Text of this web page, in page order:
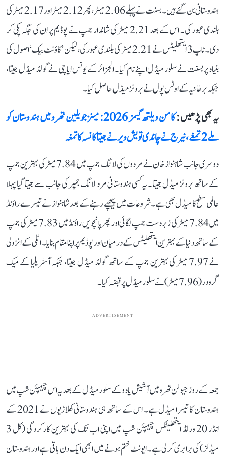
ہندوستانی بن گئے ہیں۔ بسنت نے پہلے 2.06 میٹر، پھر 2.12 میٹر اور 2.17 میٹر کی
بلندی عبور کی۔ اس کے بعد 2.21 میٹر کی شاندار جمپ نے پوڈیم پر ان کی جگہ پکی کر
دی۔ ٹاپ 3 ایتھلیٹس نے 2.21 میٹر کی بلندی عبور کی، لیکن ’کاؤنٹ بیک‘ اصول کی
بنیاد پر بسنت نے سلور میڈل اپنے نام کیا۔ الجزائر کے یونس ایاچی نے گولڈ میڈل جیتا،
جبکہ برطانیہ کے اوٹس پول نے برونز میڈل حاصل کیا۔
یہ بھی پڑھیں :
کامن ویلتھ گیمز 2026: مینز جویلین تھرو میں ہندوستان کو
ملے 2 تمغے، نیرج نے چاندی تو یش ویر نے جیتا کانسہ کا تمغہ
دوسری جانب شاہنواز خان نے مردوں کی لانگ جمپ میں 7.84 میٹر کی بہترین جمپ
کے ساتھ برونز میڈل جیتا۔ یہ کسی ہندوستانی مرد لانگ جمپر کی جانب سے جیتا گیا پہلا
عالمی سطح کا میڈل بھی ہے۔ شروعات میں پیچھے رہنے کے بعد شاہنواز نے تیسرے راؤنڈ
میں 7.84 میٹر کی زبردست جمپ لگائی اور پھر پانچویں راؤنڈ میں 7.83 میٹر کی جمپ
کے ساتھ دنیا کے بہترین ایتھلیٹس کے درمیان اور پوڈیم پر اپنا مقام بنایا۔ اٹلی کے انزولی
نے 7.97 میٹر کی بہترین جمپ کے ساتھ گولڈ میڈل جیتا، جبکہ آسٹریلیا کے میک
گرودر (7.96 میٹر) نے سلور میڈل پر قبضہ کیا۔
ADVERTISEMENT
جمعہ کے روز جیولن تھرو میں آشیش یادو کے سلور میڈل کے بعد یہ اس چیمپئن شپ میں
ہندوستان کا تیسرا میڈل ہے۔ اس کے ساتھ ہی ہندوستانی کھلاڑیوں نے 2021 کے
انڈر 20 ورلڈ ایتھلیٹکس چیمپئن شپ میں اپنی اب تک کی بہترین کارکردگی (کل 3
میڈلز) کی برابری کر لی ہے۔ ایونٹ ختم ہونے میں ابھی ایک دن باقی ہے اور ہندوستان